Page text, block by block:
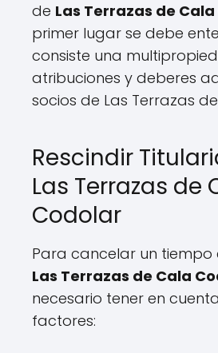
de Las Terrazas de
primer lugar se debe
consiste una
atribuciones y deberes
socios de Las Terrazas
Rescindir
Las Terrazas de
Codolar
Para cancelar un
Las Terrazas de Cala
necesario tener en
factores: